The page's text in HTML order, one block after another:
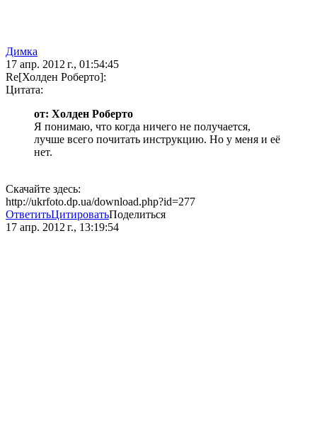
Димка
17 апр. 2012 г., 01:54:45
Re[Холден Роберто]:
Цитата:
от: Холден Роберто
Я понимаю, что когда ничего не получается,
лучше всего почитать инструкцию. Но у меня и её
нет.
Скачайте здесь:
http://ukrfoto.dp.ua/download.php?id=277
ОтветитьЦитироватьПоделиться
17 апр. 2012 г., 13:19:54